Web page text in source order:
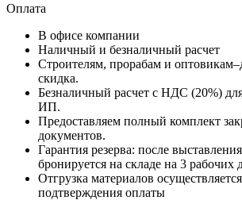
Оплата
В офисе компании
Наличный и безналичный расчет
Строителям, прорабам и
скидка.
Безналичный расчет с НДС (20%)
ИП.
Предоставляем полный комплект
документов.
Гарантия резерва: после
бронируется на складе на 3 рабочих
Отгрузка материалов
подтверждения оплаты